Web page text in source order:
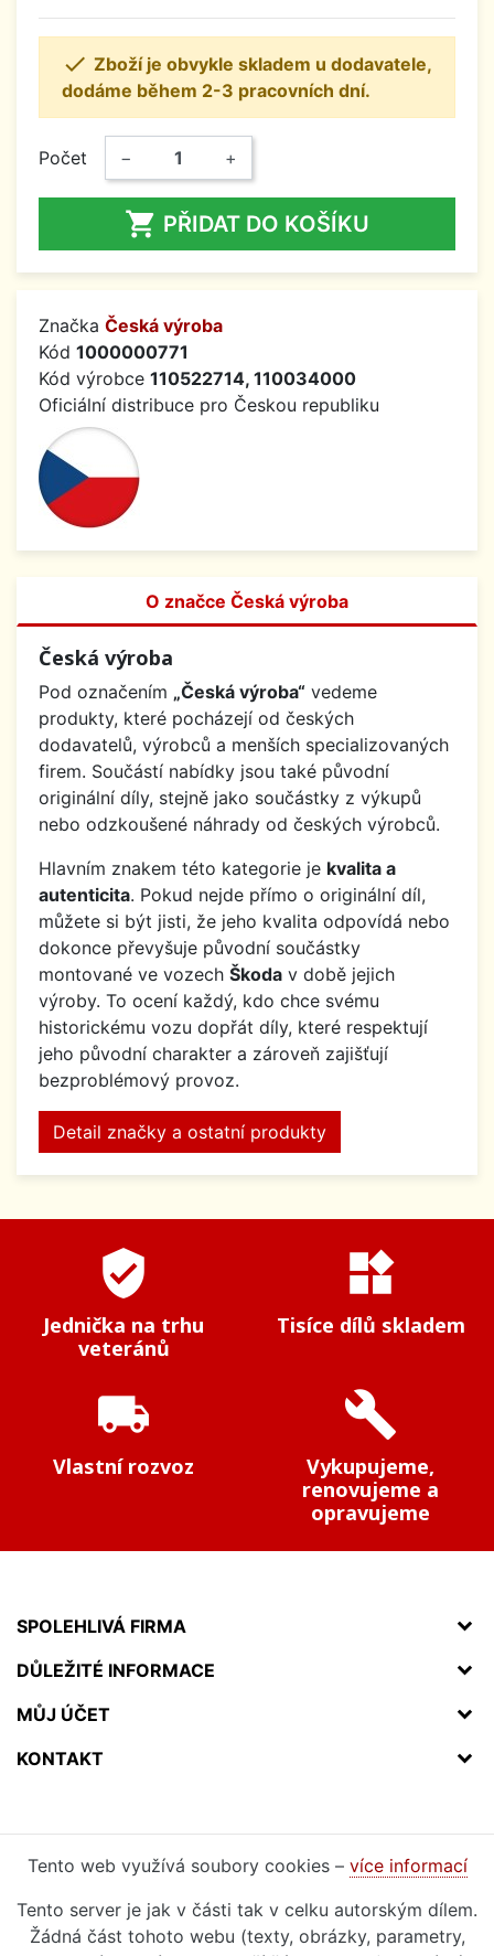
 Zboží je obvykle skladem u dodavatele,
dodáme během 2-3 pracovních dní.
Počet − +
 PŘIDAT DO KOŠÍKU
Značka Česká výroba
Kód 1000000771
Kód výrobce 110522714, 110034000
Oficiální distribuce pro Českou republiku
O značce Česká výroba
Česká výroba
Pod označením „Česká výroba“ vedeme
produkty, které pocházejí od českých
dodavatelů, výrobců a menších specializovaných
firem. Součástí nabídky jsou také původní
originální díly, stejně jako součástky z výkupů
nebo odzkoušené náhrady od českých výrobců.
Hlavním znakem této kategorie je kvalita a
autenticita. Pokud nejde přímo o originální díl,
můžete si být jisti, že jeho kvalita odpovídá nebo
dokonce převyšuje původní součástky
montované ve vozech Škoda v době jejich
výroby. To ocení každý, kdo chce svému
historickému vozu dopřát díly, které respektují
jeho původní charakter a zároveň zajišťují
bezproblémový provoz.
Detail značky a ostatní produkty
verified_user
Jednička na trhu
veteránů
widgets
Tisíce dílů skladem
local_shipping
Vlastní rozvoz
build
Vykupujeme,
renovujeme a
opravujeme
SPOLEHLIVÁ FIRMA
DŮLEŽITÉ INFORMACE
MŮJ ÚČET
KONTAKT
Tento web využívá soubory cookies – více informací
Tento server je jak v části tak v celku autorským dílem.
Žádná část tohoto webu (texty, obrázky, parametry,